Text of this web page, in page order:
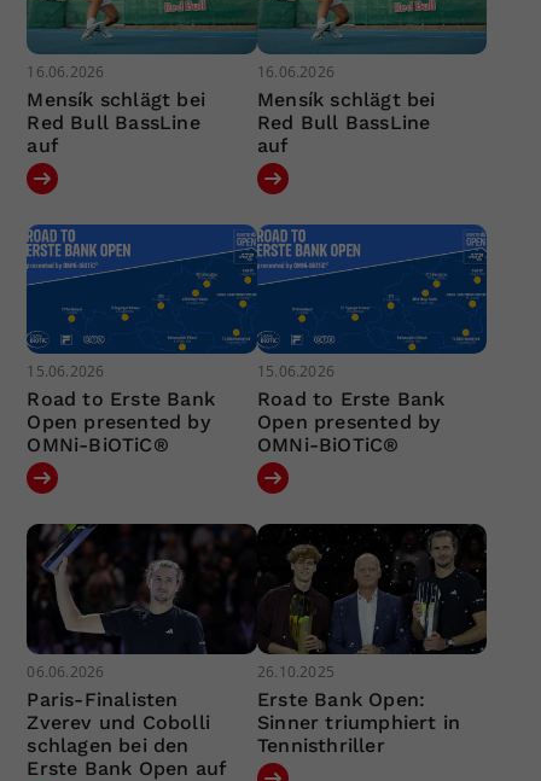
16.06.2026
Mensík schlägt bei
Red Bull BassLine
auf
16.06.2026
Mensík schlägt bei
Red Bull BassLine
auf
15.06.2026
Road to Erste Bank
Open presented by
OMNi-BiOTiC®
15.06.2026
Road to Erste Bank
Open presented by
OMNi-BiOTiC®
06.06.2026
Paris-Finalisten
Zverev und Cobolli
schlagen bei den
Erste Bank Open auf
26.10.2025
Erste Bank Open:
Sinner triumphiert in
Tennisthriller